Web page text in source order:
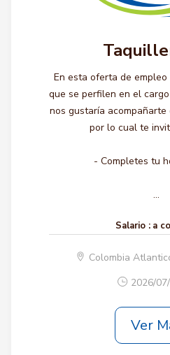
En esta oferta de
que se perfilen en el cargo
nos gustaría
por lo cual te
- Completes tu
...
Salario : a
Colombia
2026/
Ver